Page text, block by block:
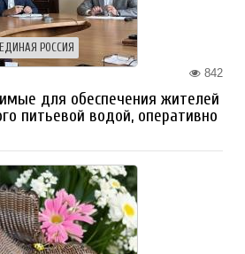
ЕДИНАЯ РОССИЯ
842
для обеспечения жителей
питьевой водой, оперативно